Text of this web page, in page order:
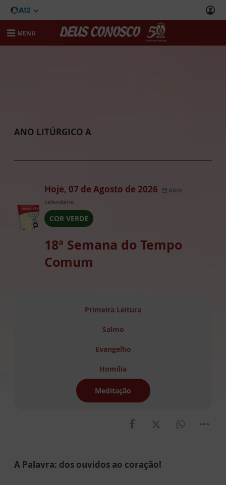
MENU
ANO LITÚRGICO A
Hoje, 07 de Agosto de 2026
Abrir
calendário
COR VERDE
18ª Semana do Tempo
Comum
Primeira Leitura
Salmo
Evangelho
Homilia
Meditação
A Palavra: dos ouvidos ao coração!